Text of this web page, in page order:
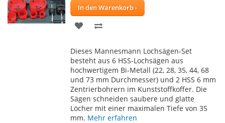
In den Warenkorb
ZUR
HINZUFÜGEN
HINZUFÜGEN
Dieses Mannesmann Lochsägen-Set
besteht aus 6 HSS-Lochsägen aus
hochwertigem Bi-Metall (22, 28, 35, 44, 68
und 73 mm Durchmesser) und 2 HSS 6 mm
Zentrierbohrern im Kunststoffkoffer. Die
Sägen schneiden saubere und glatte
Löcher mit einer maximalen Tiefe von 35
mm. Mehr erfahren